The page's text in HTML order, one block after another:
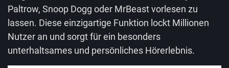
Paltrow, Snoop Dogg oder MrBeast vorlesen zu
lassen. Diese einzigartige Funktion lockt Millionen
Nutzer an und sorgt für ein besonders
unterhaltsames und persönliches Hörerlebnis.